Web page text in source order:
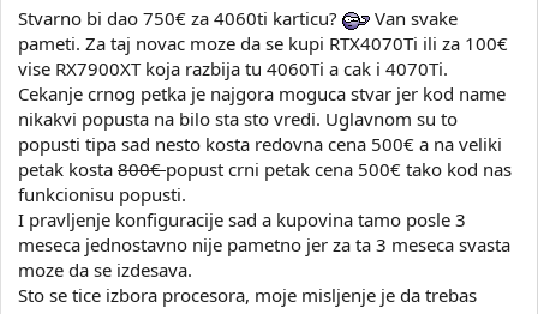
Stvarno bi dao 750€ za 4060ti karticu?
Van svake
pameti. Za taj novac moze da se kupi RTX4070Ti ili za 100€
vise RX7900XT koja razbija tu 4060Ti a cak i 4070Ti.
Cekanje crnog petka je najgora moguca stvar jer kod name
nikakvi popusta na bilo sta sto vredi. Uglavnom su to
popusti tipa sad nesto kosta redovna cena 500€ a na veliki
petak kosta 800€popust crni petak cena 500€ tako kod nas
funkcionisu popusti.
I pravljenje konfiguracije sad a kupovina tamo posle 3
meseca jednostavno nije pametno jer za ta 3 meseca svasta
moze da se izdesava.
Sto se tice izbora procesora, moje misljenje je da trebas